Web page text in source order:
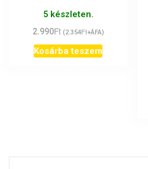
5 készleten.
2.990Ft (2.354Ft+ÁFA)
Kosárba teszem